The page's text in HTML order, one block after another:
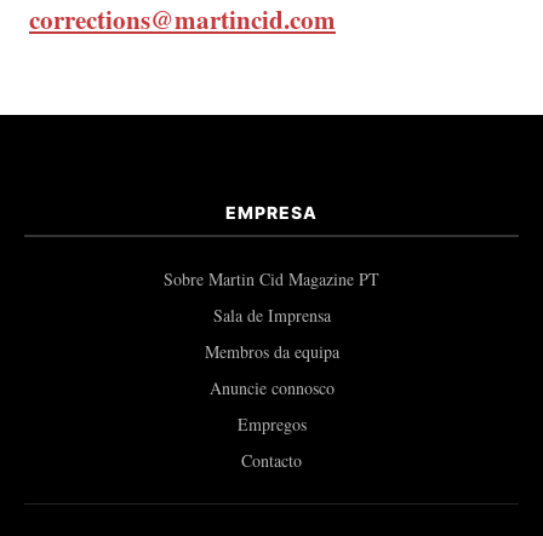
corrections@martincid.com
EMPRESA
Sobre Martin Cid Magazine PT
Sala de Imprensa
Membros da equipa
Anuncie connosco
Empregos
Contacto